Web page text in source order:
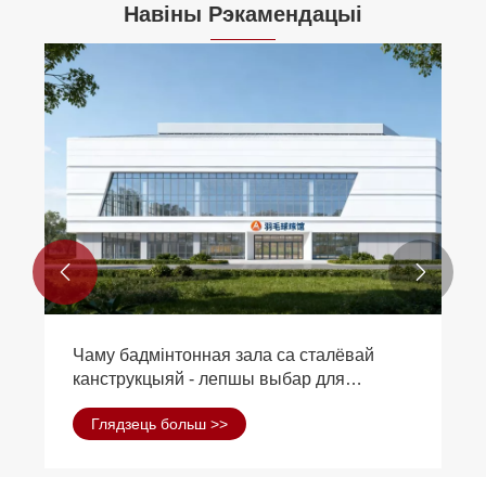
Навіны Рэкамендацыі
Чаму бадмінтонная зала са сталёвай
канструкцыяй - лепшы выбар для
Глядзець больш >>
 